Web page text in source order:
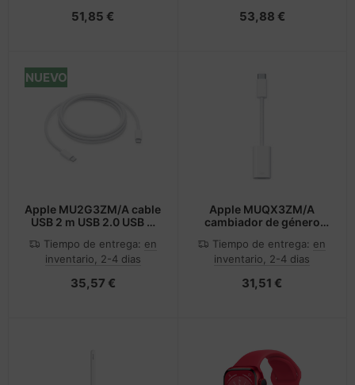
51,85 € 53,88 €
NUEVO
Apple MU2G3ZM/A cable
USB 2 m USB 2.0 USB C
Tiempo de entrega: en
inventario, 2-4 dias
35,57 €
Apple MUQX3ZM/A
cambiador de género
Lightning Blanco
Tiempo de entrega: en
inventario, 2-4 dias
31,51 €